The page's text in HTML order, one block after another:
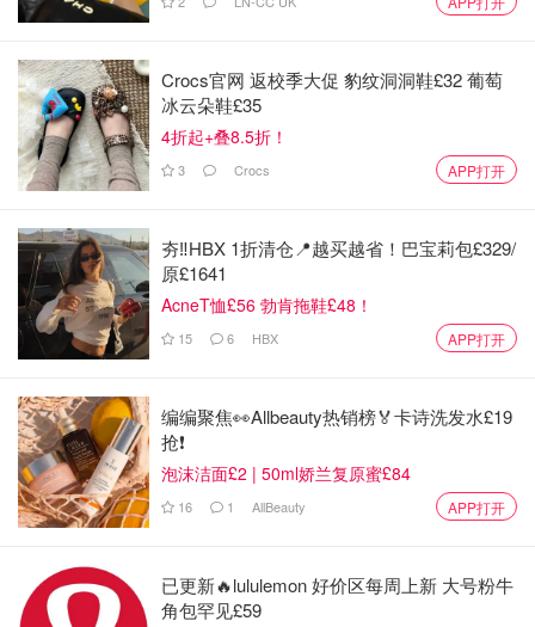
图片来源于@X YuGiOhNews，版权属于原作者
而且这款联名在全球范围内也太火了吧，比利时上线后，
eBay麦当劳三丽鸥玩偶就迅速炒到了75美元-120美元的高
就可薅），真是买到就是赚到！
Crocs官网 返校季大促 豹纹洞洞鞋£32 葡萄
冰云朵鞋£35
4折起+叠8.5折！
3 Crocs APP打开
夯‼️HBX 1折清仓📍越买越省！巴宝莉包£329/
原£1641
AcneT恤£56 勃肯拖鞋£48！
15 6 HBX APP打开
编编聚焦👀Allbeauty热销榜🏅卡诗洗发水£19
抢❗
泡沫洁面£2 | 50ml娇兰复原蜜£84
16 1 AllBeauty APP打开
已更新🔥lululemon 好价区每周上新 大号粉牛
角包罕见£59